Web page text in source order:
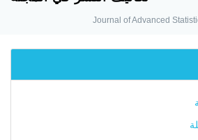
Journal of Advanced